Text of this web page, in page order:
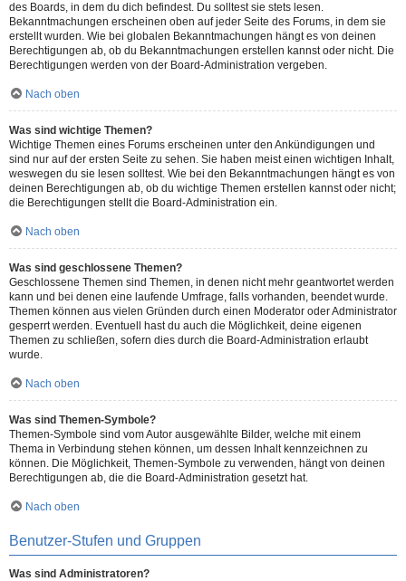
des Boards, in dem du dich befindest. Du solltest sie stets lesen.
Bekanntmachungen erscheinen oben auf jeder Seite des Forums, in dem sie
erstellt wurden. Wie bei globalen Bekanntmachungen hängt es von deinen
Berechtigungen ab, ob du Bekanntmachungen erstellen kannst oder nicht. Die
Berechtigungen werden von der Board-Administration vergeben.
Nach oben
Was sind wichtige Themen?
Wichtige Themen eines Forums erscheinen unter den Ankündigungen und
sind nur auf der ersten Seite zu sehen. Sie haben meist einen wichtigen Inhalt,
weswegen du sie lesen solltest. Wie bei den Bekanntmachungen hängt es von
deinen Berechtigungen ab, ob du wichtige Themen erstellen kannst oder nicht;
die Berechtigungen stellt die Board-Administration ein.
Nach oben
Was sind geschlossene Themen?
Geschlossene Themen sind Themen, in denen nicht mehr geantwortet werden
kann und bei denen eine laufende Umfrage, falls vorhanden, beendet wurde.
Themen können aus vielen Gründen durch einen Moderator oder Administrator
gesperrt werden. Eventuell hast du auch die Möglichkeit, deine eigenen
Themen zu schließen, sofern dies durch die Board-Administration erlaubt
wurde.
Nach oben
Was sind Themen-Symbole?
Themen-Symbole sind vom Autor ausgewählte Bilder, welche mit einem
Thema in Verbindung stehen können, um dessen Inhalt kennzeichnen zu
können. Die Möglichkeit, Themen-Symbole zu verwenden, hängt von deinen
Berechtigungen ab, die die Board-Administration gesetzt hat.
Nach oben
Benutzer-Stufen und Gruppen
Was sind Administratoren?